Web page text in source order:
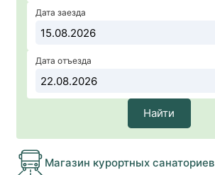
Дата заезда
Дата отъезда
Найти
Магазин курортных санаториев